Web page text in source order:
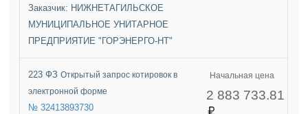
Заказчик: НИЖНЕТАГИЛЬСКОЕ
МУНИЦИПАЛЬНОЕ УНИТАРНОЕ
ПРЕДПРИЯТИЕ "ГОРЭНЕРГО-НТ"
223 ФЗОткрытый запрос котировок в
электронной форме
№ 32413893730
Начальная цена
2 883 733.81